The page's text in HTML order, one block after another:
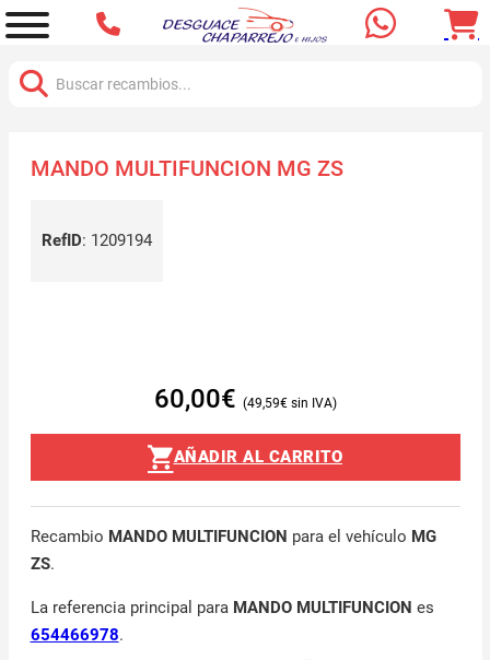
MANDO MULTIFUNCION MG ZS
RefID: 1209194
60,00€ 49,59€
AÑADIR AL CARRITO
Recambio MANDO MULTIFUNCION para el vehículo MG
ZS.
La referencia principal para MANDO MULTIFUNCION es
654466978.